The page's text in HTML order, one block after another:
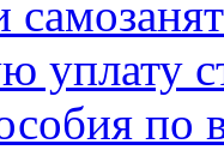
уплату
по